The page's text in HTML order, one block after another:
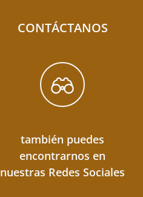
CONTÁCTANOS
también puedes
encontrarnos en
nuestras Redes Sociales